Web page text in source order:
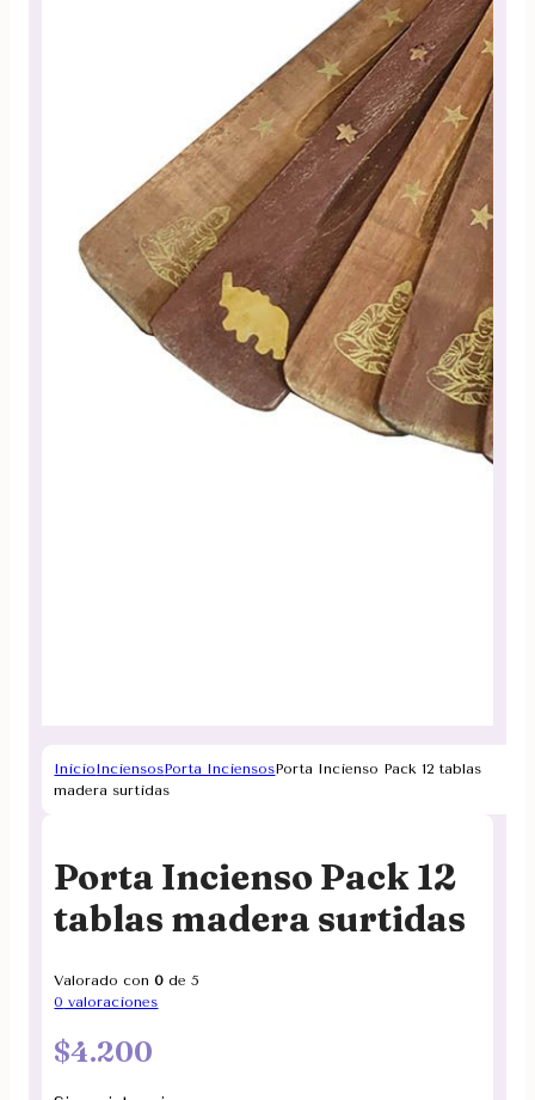
InicioInciensosPorta InciensosPorta Incienso Pack 12 tablas
madera surtidas
Porta Incienso Pack 12
tablas madera surtidas
Valorado con0 de 5
0 valoraciones
$4.200